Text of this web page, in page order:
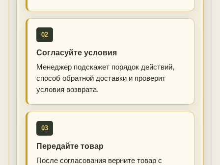
02
Согласуйте условия
Менеджер подскажет порядок действий,
способ обратной доставки и проверит
условия возврата.
03
Передайте товар
После согласования верните товар с